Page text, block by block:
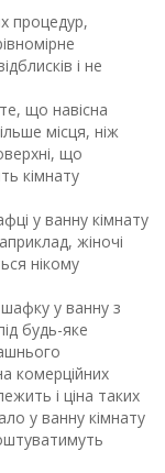
процедур,
і не
що навісна
місця, ніж
що
кімнату
у ванну кімнату
жіночі
нікому
у ванну з
будь-яке
комерційних
і ціна таких
у ванну кімнату